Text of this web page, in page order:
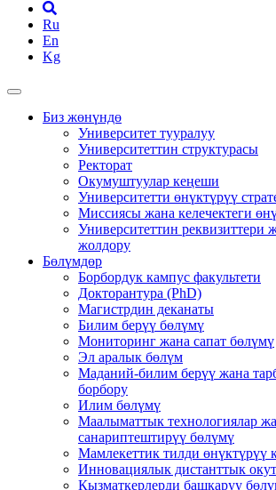
Ru
En
Kg
Биз жөнүндө
Университет тууралуу
Университеттин структурасы
Ректорат
Окумуштуулар кеңеши
Университетти өнүктүрүү
Миссиясы жана келечектеги
Университеттин реквизиттери
жолдору
Бөлүмдөр
Борбордук кампус факультети
Докторантура (PhD)
Магистрдин деканаты
Билим берүү бөлүмү
Мониторинг жана сапат бөлүмү
Эл аралык бөлүм
Маданий-билим берүү жана
борбору
Илим бөлүмү
Маалыматтык технологиялар
санариптештирүү бөлүмү
Мамлекеттик тилди өнүктүрүү
Инновациялык дистанттык
Кызматкерлерди башкаруу